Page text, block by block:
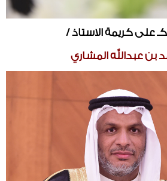
على كريمة الاستاذ /
بن عبدالله المشاري